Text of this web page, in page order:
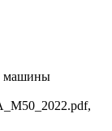
машины